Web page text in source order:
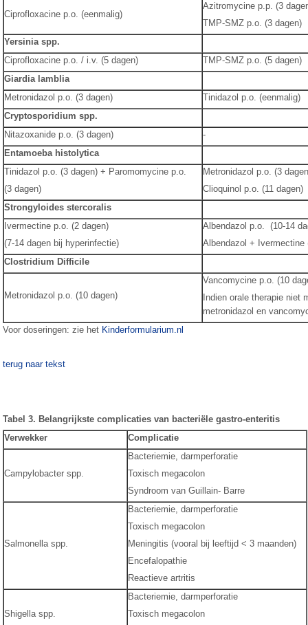
Ciprofloxacine p.o. (eenmalig)
Azitromycine p.p. (3
TMP-SMZ p.o. (3 dagen)
Yersinia spp.
Ciprofloxacine p.o. / i.v. (5 dagen)
TMP-SMZ p.o. (5 dagen)
Giardia lamblia
Metronidazol p.o. (3 dagen)
Tinidazol p.o. (eenmalig)
Cryptosporidium spp.
Nitazoxanide p.o. (3 dagen)
-
Entamoeba histolytica
Tinidazol p.o. (3 dagen) + Paromomycine p.o.
(3 dagen)
Metronidazol p.o. (3
Clioquinol p.o. (11 dagen)
Strongyloides stercoralis
Ivermectine p.o. (2 dagen)
(7-14 dagen bij hyperinfectie)
Albendazol p.o. (10-14
Albendazol + Ivermectine
Clostridium Difficile
Metronidazol p.o. (10 dagen)
Vancomycine p.o. (10
Indien orale therapie niet
metronidazol en
Voor doseringen: zie het Kinderformularium.nl
terug naar tekst
Tabel 3. Belangrijkste complicaties van bacteriële gastro-enteritis
Verwekker
Complicatie
Campylobacter spp.
Bacteriemie, darmperforatie
Toxisch megacolon
Syndroom van Guillain- Barre
Salmonella spp.
Bacteriemie, darmperforatie
Toxisch megacolon
Meningitis (vooral bij leeftijd < 3 maanden)
Encefalopathie
Reactieve artritis
Shigella spp.
Bacteriemie, darmperforatie
Toxisch megacolon